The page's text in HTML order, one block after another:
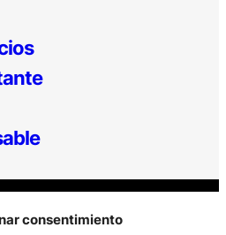
consentimiento